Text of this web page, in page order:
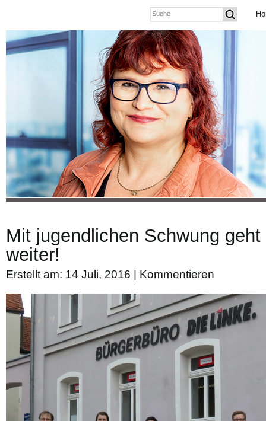
Mit jugendlichen Schwung
weiter!
Erstellt am: 14 Juli, 2016 | Kommentieren